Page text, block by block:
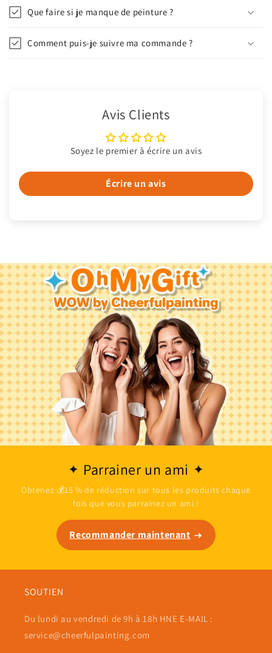
Que faire si je manque de peinture ?
Comment puis-je suivre ma commande ?
Avis Clients
Soyez le premier à écrire un avis
Écrire un avis
Parrainer un ami
Obtenez 💰15 % de réduction sur tous les produits chaque
fois que vous parrainez un ami !
Recommander maintenant
SOUTIEN
Du lundi au vendredi de 9h à 18h HNE E-MAIL :
service@cheerfulpainting.com